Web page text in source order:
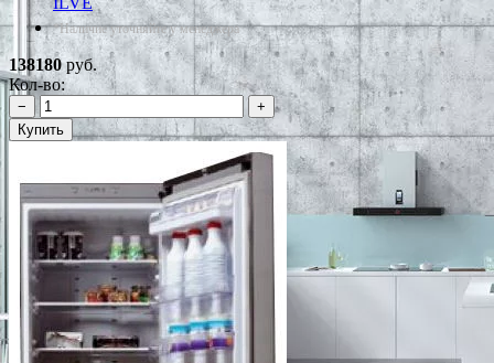
*Наличие уточняйте у менеджера
138180руб.
Кол-во:
−
+
Купить